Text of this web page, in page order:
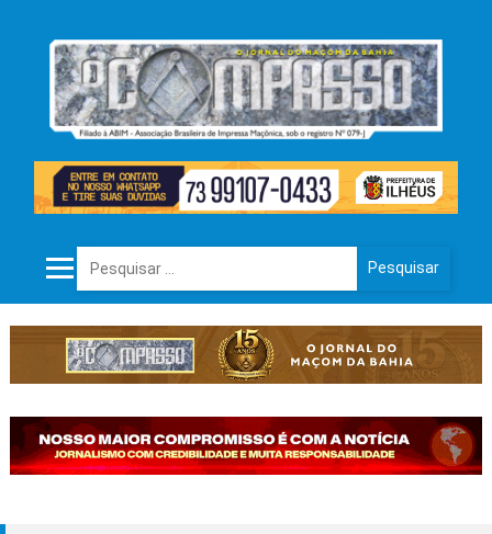
Pesquisar por: